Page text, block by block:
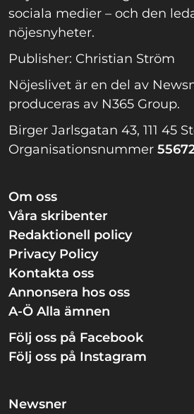
sociala medier – och den
nöjesnyheter.
Publisher: Christian Ström
Nöjeslivet är en del av
produceras av N365 Group.
Birger Jarlsgatan 43, 111 45
Organisationsnummer
Om oss
Våra skribenter
Redaktionell policy
Privacy Policy
Kontakta oss
Annonsera hos oss
A-Ö Alla ämnen
Följ oss på Facebook
Följ oss på Instagram
Newsner